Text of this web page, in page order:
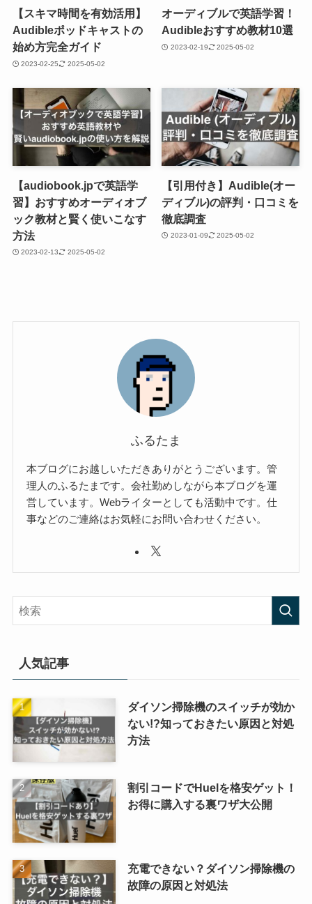
【スキマ時間を有効活用】
Audibleポッドキャストの
始め方完全ガイド
2023-02-25 2025-05-02
オーディブルで英語学習！
Audibleおすすめ教材10選
2023-02-19 2025-05-02
【audiobook.jpで英語学
習】おすすめオーディオブ
ック教材と賢く使いこなす
方法
2023-02-13 2025-05-02
【引用付き】Audible(オー
ディブル)の評判・口コミを
徹底調査
2023-01-09 2025-05-02
ふるたま
本ブログにお越しいただきありがとうございます。管
理人のふるたまです。会社勤めしながら本ブログを運
営しています。Webライターとしても活動中です。仕
事などのご連絡はお気軽にお問い合わせください。
人気記事
ダイソン掃除機のスイッチが効か
ない!?知っておきたい原因と対処
方法
割引コードでHuelを格安ゲット！
お得に購入する裏ワザ大公開
充電できない？ダイソン掃除機の
故障の原因と対処法